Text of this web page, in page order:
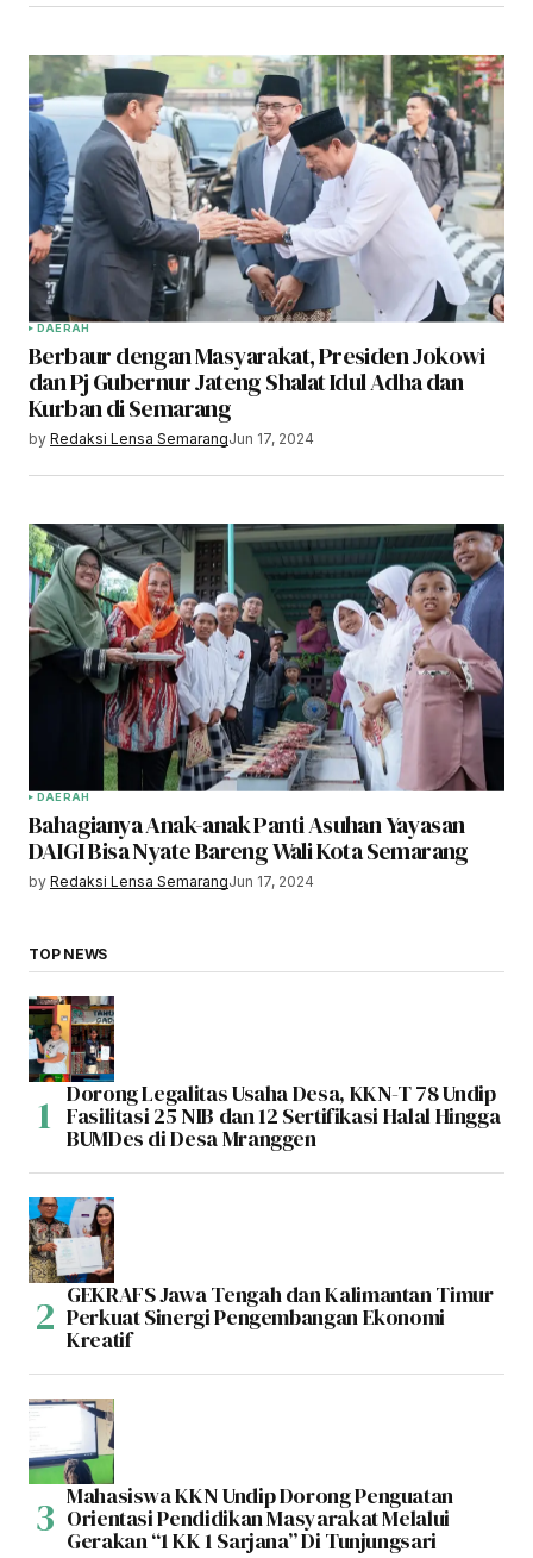
DAERAH
Berbaur dengan Masyarakat, Presiden Jokowi
dan Pj Gubernur Jateng Shalat Idul Adha dan
Kurban di Semarang
by Redaksi Lensa SemarangJun 17, 2024
DAERAH
Bahagianya Anak-anak Panti Asuhan Yayasan
DAIGI Bisa Nyate Bareng Wali Kota Semarang
by Redaksi Lensa SemarangJun 17, 2024
TOP NEWS
Dorong Legalitas Usaha Desa, KKN-T 78 Undip
Fasilitasi 25 NIB dan 12 Sertifikasi Halal Hingga
BUMDes di Desa Mranggen
GEKRAFS Jawa Tengah dan Kalimantan Timur
Perkuat Sinergi Pengembangan Ekonomi
Kreatif
Mahasiswa KKN Undip Dorong Penguatan
Orientasi Pendidikan Masyarakat Melalui
Gerakan “1 KK 1 Sarjana” Di Tunjungsari